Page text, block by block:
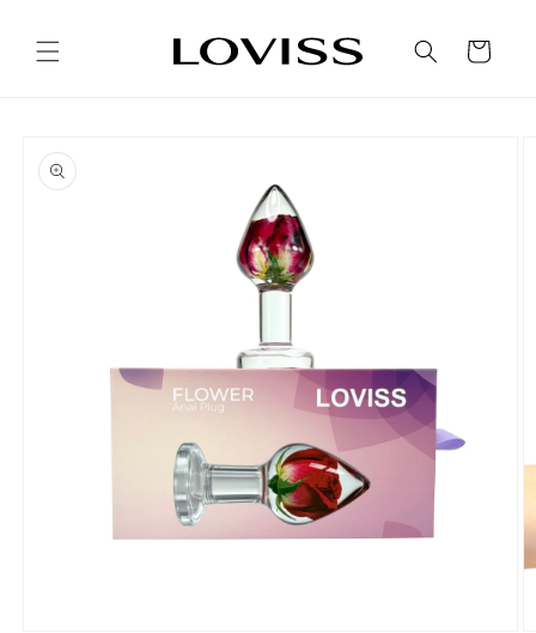
al contenido
Carrito
a la
información